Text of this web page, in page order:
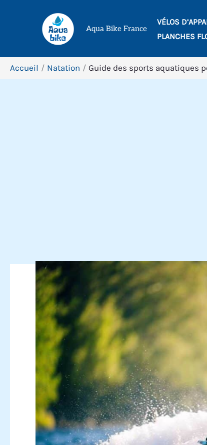
Aqua Bike France
VÉLOS
PLANCHES
Accueil Natation Guide des sports aquatiques